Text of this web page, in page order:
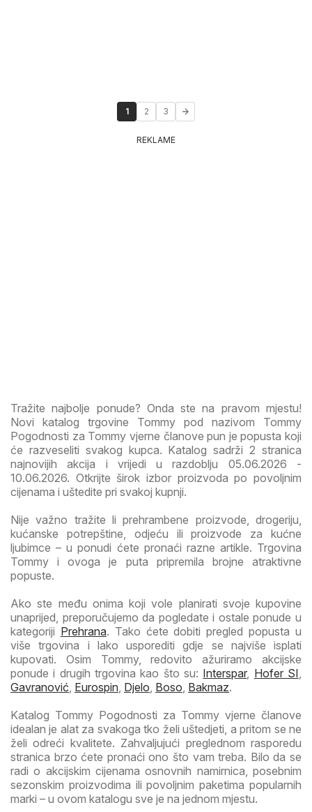
1 2 3
REKLAME
Tražite najbolje ponude? Onda ste na pravom mjestu!
Novi katalog trgovine Tommy pod nazivom Tommy
Pogodnosti za Tommy vjerne članove pun je popusta koji
će razveseliti svakog kupca. Katalog sadrži 2 stranica
najnovijih akcija i vrijedi u razdoblju 05.06.2026 -
10.06.2026. Otkrijte širok izbor proizvoda po povoljnim
cijenama i uštedite pri svakoj kupnji.
Nije važno tražite li prehrambene proizvode, drogeriju,
kućanske potrepštine, odjeću ili proizvode za kućne
ljubimce – u ponudi ćete pronaći razne artikle. Trgovina
Tommy i ovoga je puta pripremila brojne atraktivne
popuste.
Ako ste među onima koji vole planirati svoje kupovine
unaprijed, preporučujemo da pogledate i ostale ponude u
kategoriji Prehrana. Tako ćete dobiti pregled popusta u
više trgovina i lako usporediti gdje se najviše isplati
kupovati. Osim Tommy, redovito ažuriramo akcijske
ponude i drugih trgovina kao što su: Interspar, Hofer SI
Gavranović Eurospin Djelo Boso Bakmaz.
Katalog Tommy Pogodnosti za Tommy vjerne članove
idealan je alat za svakoga tko želi uštedjeti, a pritom se ne
želi odreći kvalitete. Zahvaljujući preglednom rasporedu
stranica brzo ćete pronaći ono što vam treba. Bilo da se
radi o akcijskim cijenama osnovnih namirnica, posebnim
sezonskim proizvodima ili povoljnim paketima popularnih
marki – u ovom katalogu sve je na jednom mjestu.